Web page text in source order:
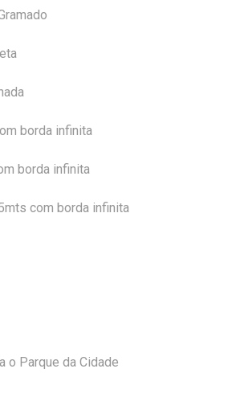
borda infinita
borda infinita
com borda infinita
o Parque da Cidade